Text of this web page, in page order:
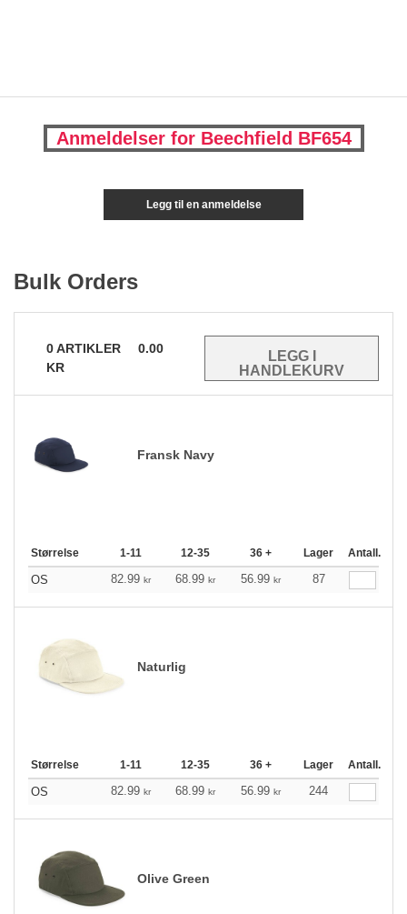
Anmeldelser for Beechfield BF654
Legg til en anmeldelse
Bulk Orders
0ARTIKLER
0.00
KR
Fransk Navy
Størrelse 1-11 12-35 36 + Lager Antall.
OS 82.99 kr 68.99 kr 56.99 kr 87
Naturlig
Størrelse 1-11 12-35 36 + Lager Antall.
OS 82.99 kr 68.99 kr 56.99 kr 244
Olive Green